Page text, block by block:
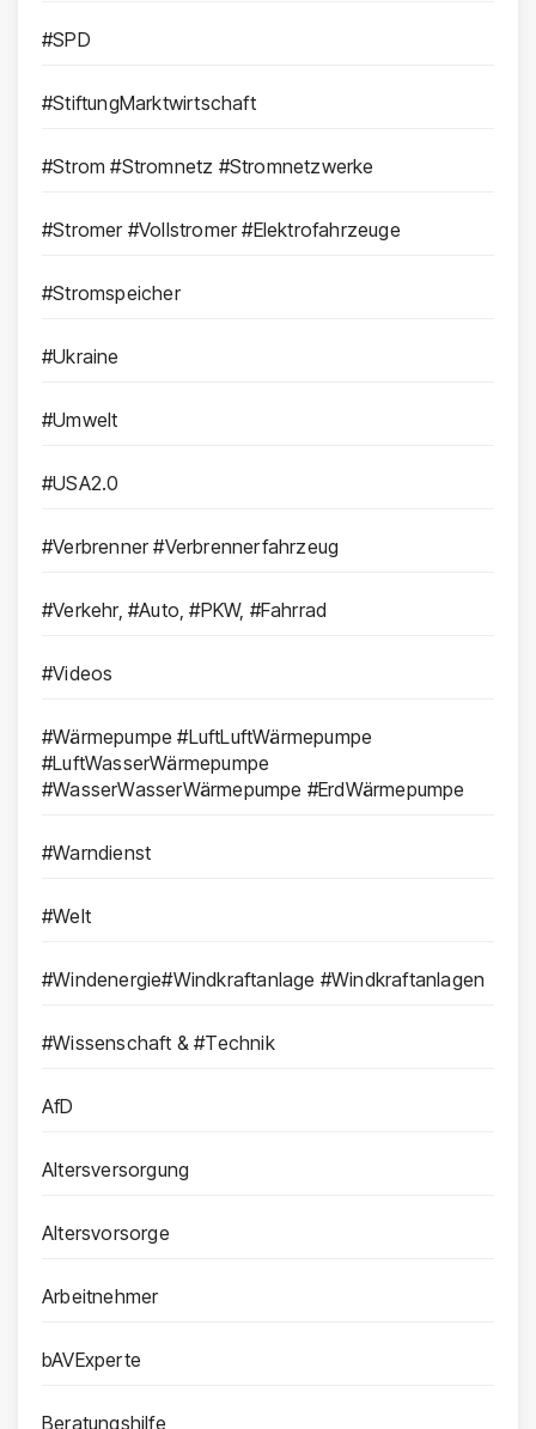
#SPD
#StiftungMarktwirtschaft
#Strom #Stromnetz #Stromnetzwerke
#Stromer #Vollstromer #Elektrofahrzeuge
#Stromspeicher
#Ukraine
#Umwelt
#USA2.0
#Verbrenner #Verbrennerfahrzeug
#Verkehr, #Auto, #PKW, #Fahrrad
#Videos
#Wärmepumpe #LuftLuftWärmepumpe
#LuftWasserWärmepumpe
#WasserWasserWärmepumpe #ErdWärmepumpe
#Warndienst
#Welt
#Windenergie#Windkraftanlage #Windkraftanlagen
#Wissenschaft & #Technik
AfD
Altersversorgung
Altersvorsorge
Arbeitnehmer
bAVExperte
Beratungshilfe